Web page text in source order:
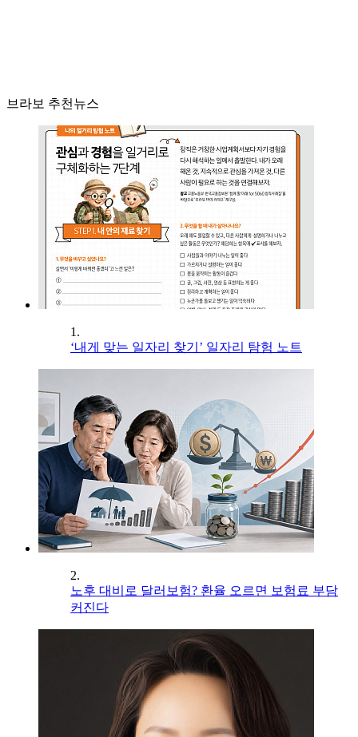
브라보 추천뉴스
1.
‘내게 맞는 일자리 찾기’ 일자리 탐험 노트
2.
노후 대비로 달러보험? 환율 오르면 보험료 부담
커진다